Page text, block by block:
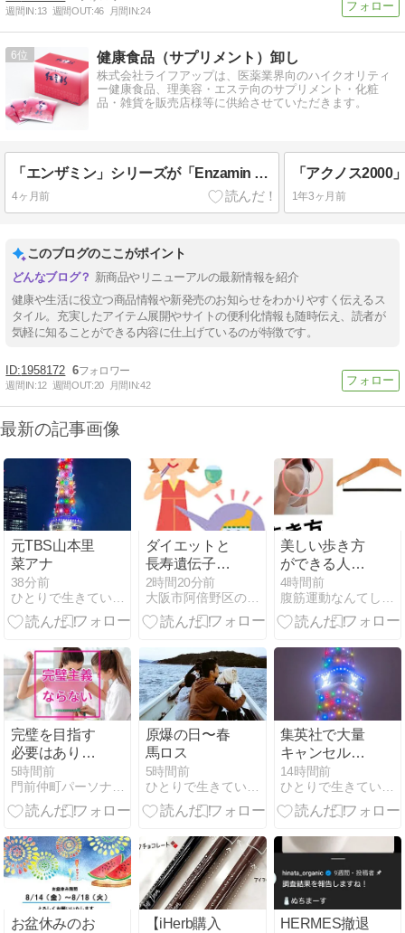
週間IN:13 週間OUT:46 月間IN:24
6 健康食品（サプリメント）卸し
株式会社ライフアップは、医薬業界向のハイクオリティ
ー健康食品、理美容・エステ向のサプリメント・化粧
品・雑貨を販売店様等に供給させていただきます。
「エンザミン」シリーズが「Enzamin Qシリーズ」としてリニューアルしました。
4ヶ月前
「アクノス2000
1年3ヶ月前
このブログのここがポイント
新商品やリニューアルの最新情報を紹介
健康や生活に役立つ商品情報や新発売のお知らせをわかりやすく伝えるス
タイル。充実したアイテム展開やサイトの便利化情報も随時伝え、読者が
気軽に知ることができる内容に仕上げているのが特徴です。
1958172 6
週間IN:12 週間OUT:20 月間IN:42
最新の記事画像
元TBS山本里
菜アナ
38分前
ひとりで生きていくために〜 All roads
ダイエットと
長寿遺伝子
（サーチュイ
ン遺伝子）
2時間20分前
大阪市阿倍野区の漢方薬舗 長春堂ブログ
美しい歩き方
ができる人の
秘密と、食事
制限なしで痩
せてびっくり
4時間前
腹筋運動なんてしなくていい意識だけ美姿勢ダイエット
完璧を目指す
必要はありま
せん
5時間前
門前仲町パーソナルジムHarmony Body
原爆の日〜春
馬ロス
5時間前
ひとりで生きていくために〜 All roads
集英社で大量
キャンセルし
て逮捕
14時間前
ひとりで生きていくために〜 All roads
お盆休みのお
【iHerb購入
HERMES撤退